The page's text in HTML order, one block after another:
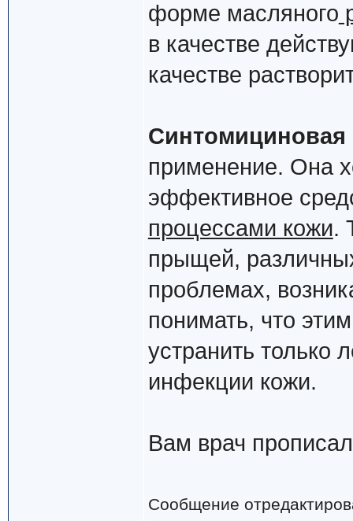
форме масляного
в качестве
качестве
Синтомициновая
применение. Она
эффективное
процессами кожи.
прыщей,
проблемах,
понимать, что
устранить только
инфекции кожи.
Вам врач
Сообщение